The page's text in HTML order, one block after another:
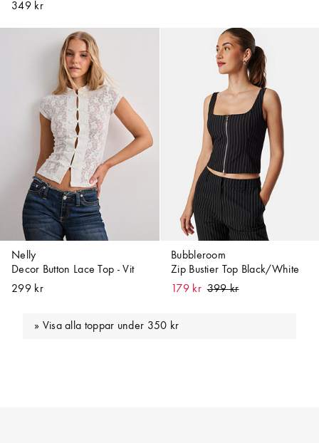
349 kr
Nelly
Decor Button Lace Top - Vit
299 kr
Bubbleroom
Zip Bustier Top Black/White
179 kr
Visa alla toppar under 350 kr